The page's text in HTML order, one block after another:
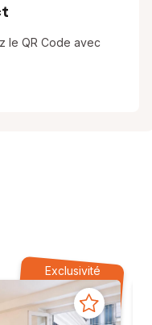
le QR Code avec
Exclusivité